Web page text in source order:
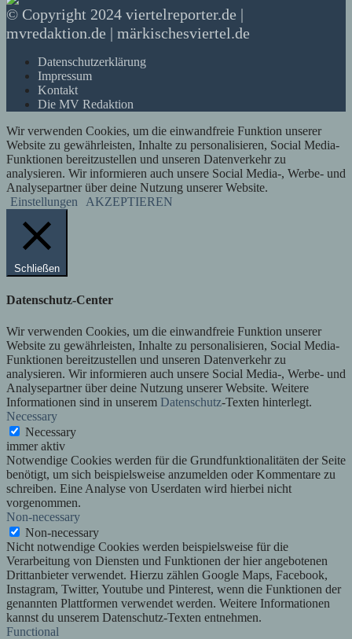
© Copyright 2024 viertelreporter.de |
mvredaktion.de | märkischesviertel.de
Datenschutzerklärung
Impressum
Kontakt
Die MV Redaktion
Wir verwenden Cookies, um die einwandfreie Funktion unserer
Website zu gewährleisten, Inhalte zu personalisieren, Social Media-
Funktionen bereitzustellen und unseren Datenverkehr zu
analysieren. Wir informieren auch unsere Social Media-, Werbe- und
Analysepartner über deine Nutzung unserer Website.
Einstellungen
AKZEPTIEREN
Schließen
Datenschutz-Center
Wir verwenden Cookies, um die einwandfreie Funktion unserer
Website zu gewährleisten, Inhalte zu personalisieren, Social Media-
Funktionen bereitzustellen und unseren Datenverkehr zu
analysieren. Wir informieren auch unsere Social Media-, Werbe- und
Analysepartner über deine Nutzung unserer Website. Weitere
Informationen sind in unserem Datenschutz-Texten hinterlegt.
Necessary
Necessary
immer aktiv
Notwendige Cookies werden für die Grundfunktionalitäten der Seite
benötigt, um sich beispielsweise anzumelden oder Kommentare zu
schreiben. Eine Analyse von Userdaten wird hierbei nicht
vorgenommen.
Non-necessary
Non-necessary
Nicht notwendige Cookies werden beispielsweise für die
Verarbeitung von Diensten und Funktionen der hier angebotenen
Drittanbieter verwendet. Hierzu zählen Google Maps, Facebook,
Instagram, Twitter, Youtube und Pinterest, wenn die Funktionen der
genannten Plattformen verwendet werden. Weitere Informationen
kannst du unserem Datenschutz-Texten entnehmen.
Functional